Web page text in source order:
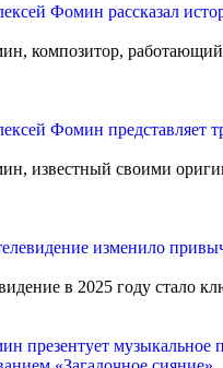
Фомин рассказал
композитор,
Фомин представляет
известный своими
изменило
в 2025 году стало
презентует музыкальное